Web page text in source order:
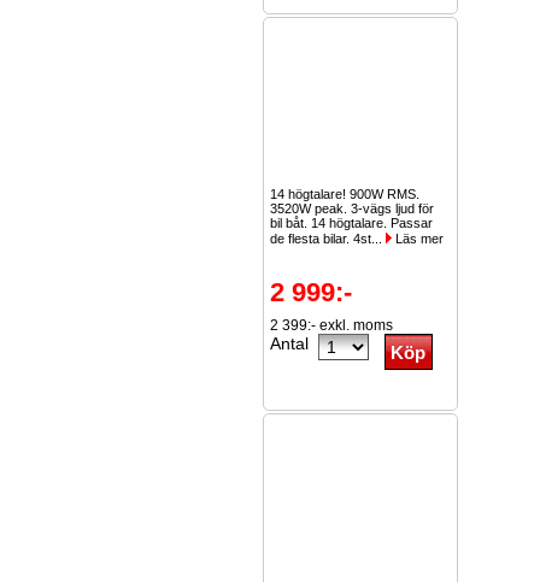
14 högtalare! 900W RMS.
3520W peak. 3-vägs ljud för
bil båt. 14 högtalare. Passar
de flesta bilar. 4st...
Läs mer
2 999:-
2 399:- exkl. moms
Antal